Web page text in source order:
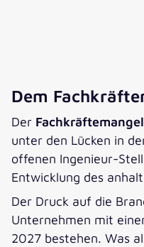
Dem
Der Fachkräftemangel
unter den Lücken in
offenen Ingenieur-
Entwicklung des
Der Druck auf die
Unternehmen mit
2027 bestehen. Was